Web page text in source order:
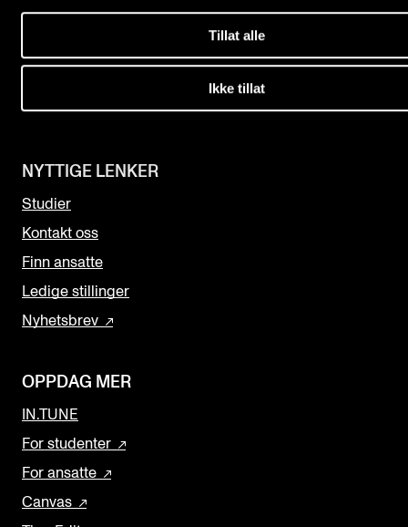
Tillat alle
Ikke tillat
Slemdalsveien 11
NYTTIGE LENKER
Studier
Kontakt oss
Finn ansatte
Ledige stillinger
Nyhetsbrev
OPPDAG MER
IN.TUNE
For studenter
For ansatte
Canvas